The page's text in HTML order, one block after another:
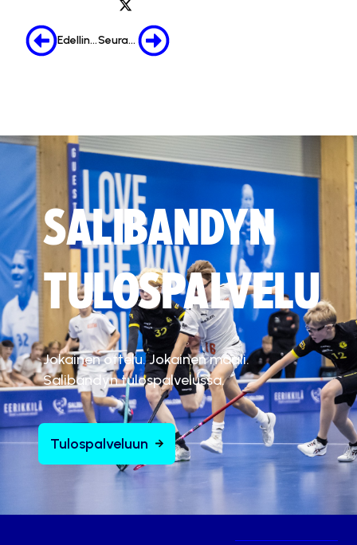
Edellinen Seuraava
SALIBANDYN
TULOSPALVELU
Jokainen ottelu. Jokainen maali.
Salibandyn tulospalvelussa.
Tulospalveluun